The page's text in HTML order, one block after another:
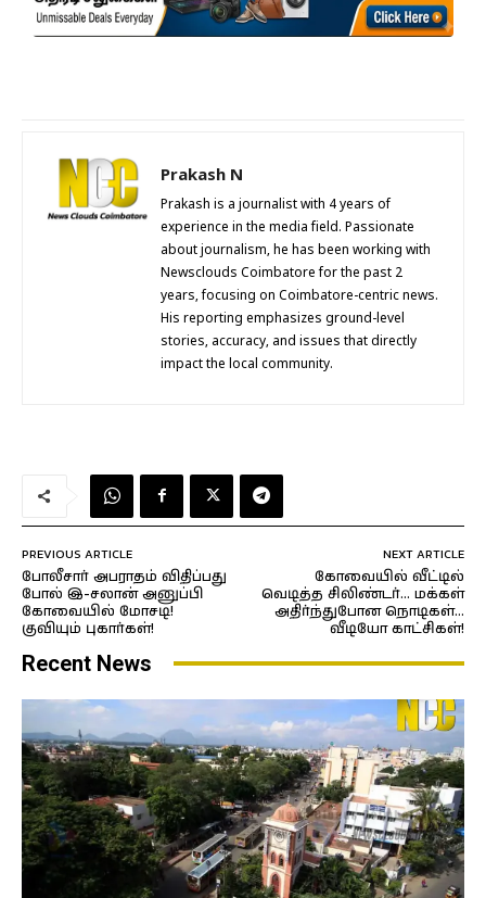
Prakash N
Prakash is a journalist with 4 years of
experience in the media field. Passionate
about journalism, he has been working with
Newsclouds Coimbatore for the past 2
years, focusing on Coimbatore-centric news.
His reporting emphasizes ground-level
stories, accuracy, and issues that directly
impact the local community.
PREVIOUS ARTICLE
போலீசார் அபராதம் விதிப்பது
போல் இ-சலான் அனுப்பி
கோவையில் மோசடி!
குவியும் புகார்கள்!
NEXT ARTICLE
கோவையில் வீட்டில்
வெடித்த சிலிண்டர்… மக்கள்
அதிர்ந்துபோன நொடிகள்…
வீடியோ காட்சிகள்!
Recent News